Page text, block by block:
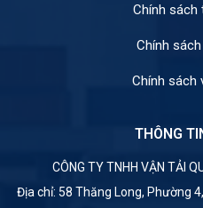
Chính sách
Chính
Chính sách
THÔNG
CÔNG TY TNHH VẬN TẢI
Địa chỉ: 58 Thăng Long, Phường